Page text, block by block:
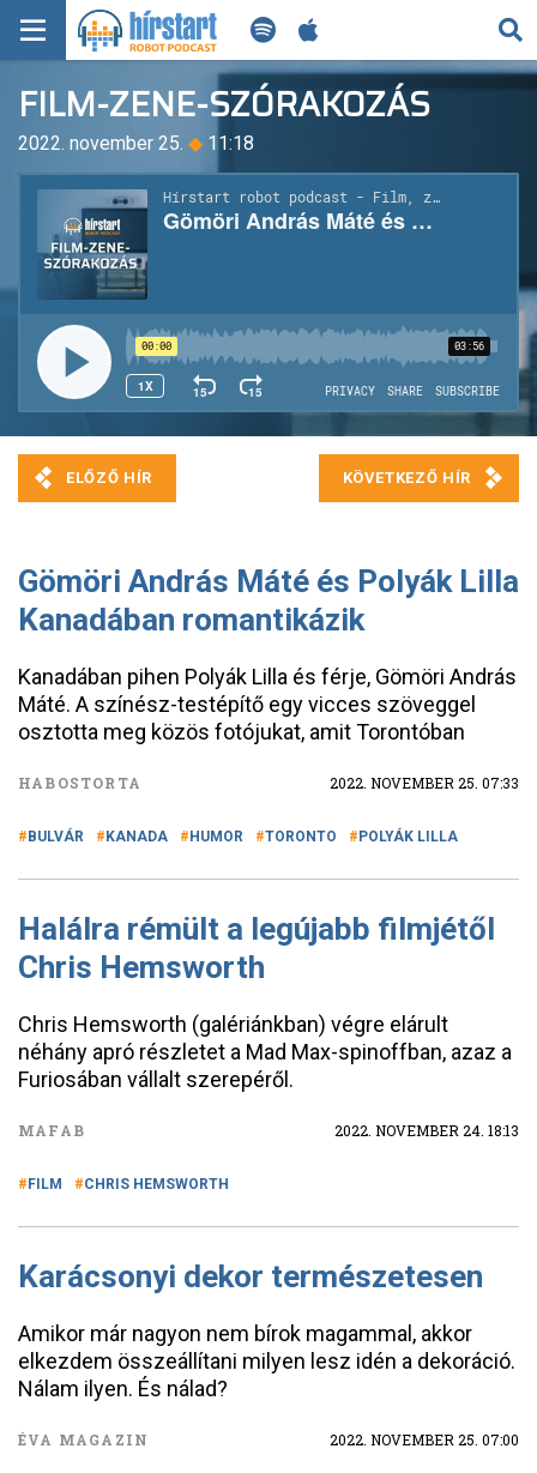
KERESÉS
KEZDŐLAP
FRISS HÍREK
TECH HÍREK
FILM-ZENE-SZÓRAKOZÁS
PLAYLIST
MI AZ A ROBOT PODCAST?
FILM-ZENE-SZÓRAKOZÁS
2022. november 25. ◆ 11:18
Gömöri András Máté és Polyák Lilla
Kanadában romantikázik
Kanadában pihen Polyák Lilla és férje, Gömöri András
Máté. A színész-testépítő egy vicces szöveggel
osztotta meg közös fotójukat, amit Torontóban
HABOSTORTA 2022. NOVEMBER 25. 07:33
BULVÁR KANADA HUMOR TORONTO POLYÁK LILLA
Halálra rémült a legújabb filmjétől
Chris Hemsworth
Chris Hemsworth (galériánkban) végre elárult
néhány apró részletet a Mad Max-spinoffban, azaz a
Furiosában vállalt szerepéről.
MAFAB 2022. NOVEMBER 24. 18:13
FILM CHRIS HEMSWORTH
Karácsonyi dekor természetesen
Amikor már nagyon nem bírok magammal, akkor
elkezdem összeállítani milyen lesz idén a dekoráció.
Nálam ilyen. És nálad?
ÉVA MAGAZIN 2022. NOVEMBER 25. 07:00